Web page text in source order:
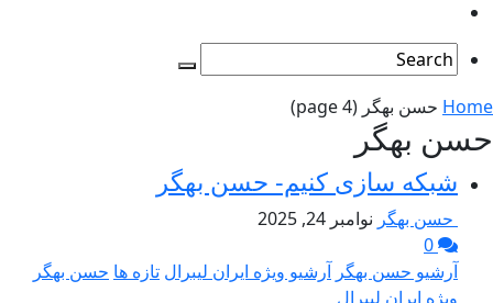
Home حسن بهگر (page 4)
حسن بهگر
شبکه سازی کنیم- حسن بهگر
حسن بهگر نوامبر 24, 2025
آرشیو حسن بهگر آرشیو ویژه ایران لیبرال تازه ها حسن بهگر
ویژه ایران لیبرال